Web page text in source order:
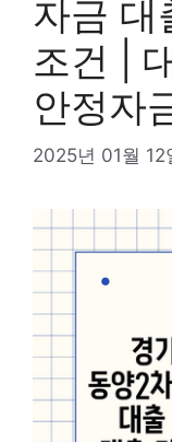
자금 대
조건 |
안정자
2025년 01월 12